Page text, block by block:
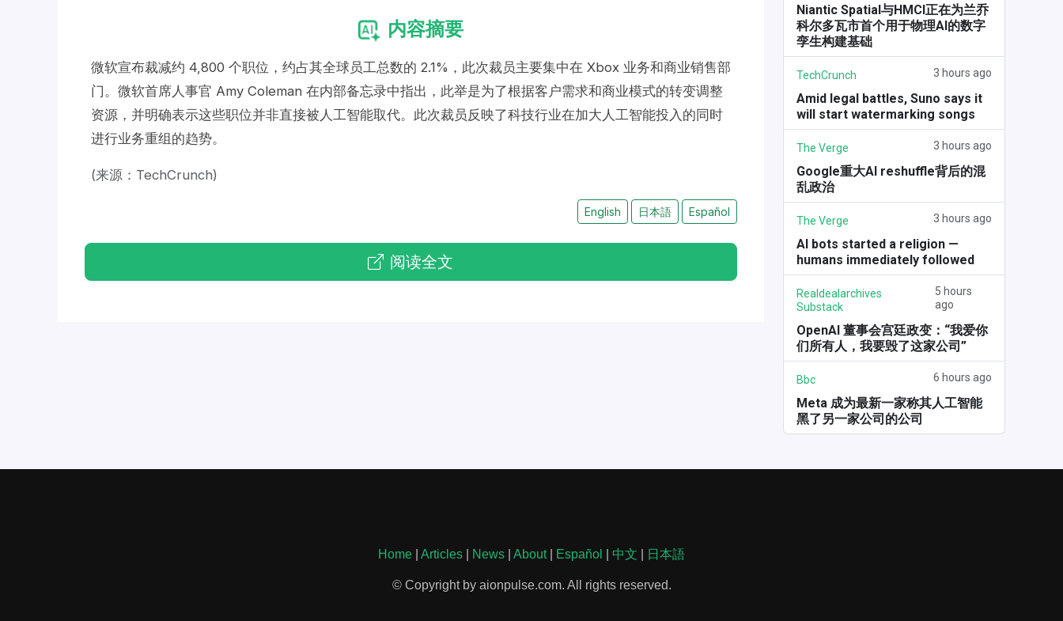
内容摘要
微软宣布裁减约 4,800 个职位，约占其全球员工总数的 2.1%，此次裁员主要集中在 Xbox 业务和商业销售部
门。微软首席人事官 Amy Coleman 在内部备忘录中指出，此举是为了根据客户需求和商业模式的转变调整
资源，并明确表示这些职位并非直接被人工智能取代。此次裁员反映了科技行业在加大人工智能投入的同时
进行业务重组的趋势。
(来源：TechCrunch)
English 日本語 Español
阅读全文
Niantic Spatial与HMCI正在为兰乔
科尔多瓦市首个用于物理AI的数字
孪生构建基础
TechCrunch 3 hours ago
Amid legal battles, Suno says it
will start watermarking songs
The Verge 3 hours ago
Google重大AI reshuffle背后的混
乱政治
The Verge 3 hours ago
AI bots started a religion —
humans immediately followed
Realdealarchives
Substack
5 hours
ago
OpenAI 董事会宫廷政变：“我爱你
们所有人，我要毁了这家公司”
Bbc 6 hours ago
Meta 成为最新一家称其人工智能
黑了另一家公司的公司
Home Articles News About| Español 中文 日本語
© Copyright by aionpulse.com. All rights reserved.